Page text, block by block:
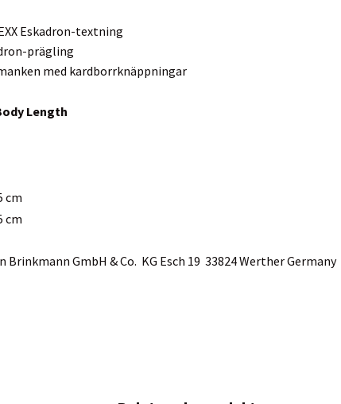
Eskadron-textning
prägling
med kardborrknäppningar
Length
cm
cm
GmbH & Co. KG Esch 19 33824 Werther Germany